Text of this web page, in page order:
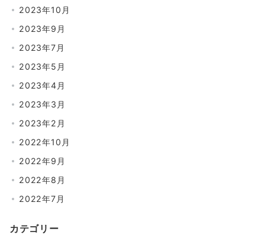
2023年10月
2023年9月
2023年7月
2023年5月
2023年4月
2023年3月
2023年2月
2022年10月
2022年9月
2022年8月
2022年7月
カテゴリー